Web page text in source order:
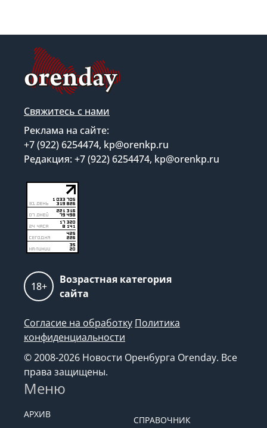
Свяжитесь с нами
Реклама на сайте:
+7 (922) 6254474, kp@orenkp.ru
Редакция: +7 (922) 6254474, kp@orenkp.ru
18+
Возрастная категория
сайта
Согласие на обработку Политика
конфиденциальности
© 2008-2026 Новости Оренбурга Orenday. Все
права защищены.
Меню
АРХИВ
СПРАВОЧНИК